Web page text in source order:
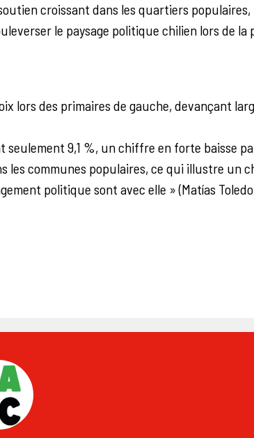
croissant dans les quartiers populaires,
le paysage politique chilien lors de la
lors des primaires de gauche, devançant
9,1 %, un chiffre en forte baisse
les communes populaires, ce qui illustre un
politique sont avec elle » (Matías